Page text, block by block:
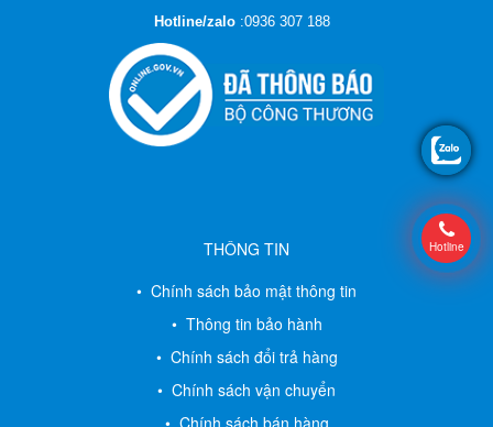
Hotline/zalo :0936 307 188
THÔNG TIN
• Chính sách bảo mật thông tin
• Thông tin bảo hành
• Chính sách đổi trả hàng
• Chính sách vận chuyển
• Chính sách bán hàng
Hotline